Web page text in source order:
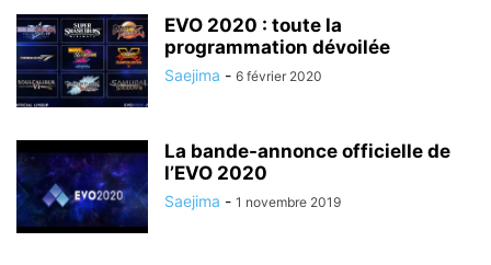
EVO 2020 : toute la
programmation dévoilée
Saejima - 6 février 2020
La bande-annonce officielle de
l’EVO 2020
Saejima - 1 novembre 2019